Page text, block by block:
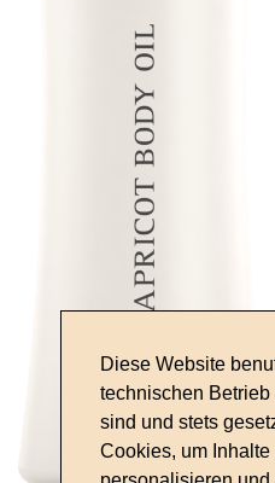
Diese Website
technischen
sind und stets
Cookies, um